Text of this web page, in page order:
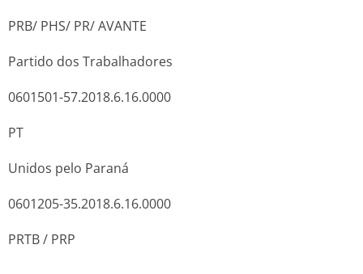
PRB/ PHS/ PR/ AVANTE
Partido dos Trabalhadores
0601501-57.2018.6.16.0000
PT
Unidos pelo Paraná
0601205-35.2018.6.16.0000
PRTB / PRP